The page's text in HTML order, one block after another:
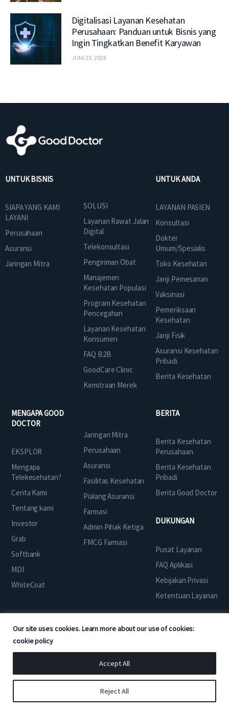
Our site uses cookies. Learn more about our use of cookies:
cookie policy
Reject All
Accept All
Digitalisasi Layanan Kesehatan
Perusahaan: Panduan untuk Bisnis yang
Ingin Tingkatkan Benefit Karyawan
JUNI 23, 2026
UNTUK BISNIS
SIAPA YANG KAMI
LAYANI
Perusahaan
Asuransi
Jaringan Mitra
SOLUSI
Layanan Rawat Jalan
Digital
Telekonsultasi
Pengiriman Obat
Manajemen
Kesehatan Populasi
Program Kesehatan
Pencegahan
Layanan Kesehatan
Konsumen
FAQ B2B
GoodCare Clinic
Kemitraan Merek
UNTUK ANDA
LAYANAN PASIEN
Konsultasi
Dokter
Umum/Spesialis
Toko Kesehatan
Janji Pemesanan
Vaksinasi
Pemeriksaan
Kesehatan
Janji Fisik
Asuransi Kesehatan
Pribadi
Berita Kesehatan
MENGAPA GOOD
DOCTOR
EKSPLOR
Mengapa
Telekesehatan?
Cerita Kami
Tentang kami
Investor
Grab
Softbank
MDI
WhiteCoat
Jaringan Mitra
Perusahaan
Asuransi
Fasilitas Kesehatan
Pialang Asuransi
Farmasi
Admin Pihak Ketiga
FMCG Farmasi
BERITA
Berita Kesehatan
Perusahaan
Berita Kesehatan
Pribadi
Berita Good Doctor
DUKUNGAN
Pusat Layanan
FAQ Aplikasi
Kebijakan Privasi
Ketentuan Layanan